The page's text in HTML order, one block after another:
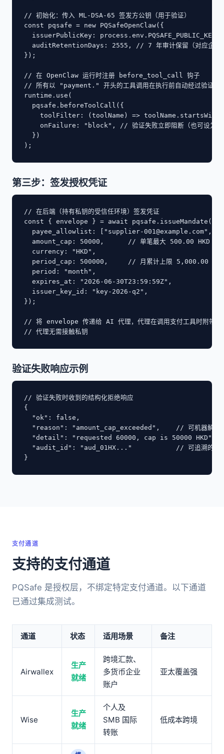
// 初始化：传入 ML-DSA-65 签发方公钥（用于验证）
const pqsafe = new PQSafeOpenClaw({
issuerPublicKey: process.env.PQSAFE_PUBLIC_KEY!,
auditRetentionDays: 2555, // 7 年审计保留（对应企业
});
// 在 OpenClaw 运行时注册 before_tool_call 钩子
// 所有以 "payment." 开头的工具调用在执行前自动经过验证
runtime.use(
  pqsafe.beforeToolCall({
toolFilter: (toolName) =>
onFailure: "block", // 验证失败立即阻断（也可设为
  })
);
第三步：签发授权凭证
// 在后端（持有私钥的受信任环境）签发凭证
const { envelope } = await pqsafe.issueMandate({
  payee_allowlist: ["
supplier-001@example.com",
amount_cap: 50000,      // 单笔最大 500.00 HKD（以
  currency: "HKD",
  period_cap: 500000,     // 月累计上限 5,000.00 HKD
  period: "month",
  expires_at: "2026-06-30T23:59:59Z",
  issuer_key_id: "key-2026-q2",
});
// 将 envelope 传递给 AI 代理，代理在调用支付工具时附带此
// 代理无需接触私钥
验证失败响应示例
// 验证失败时收到的结构化拒绝响应
{
  "ok": false,
"reason": "amount_cap_exceeded",    // 可机器解析
  "detail": "requested 60000, cap is 50000 HKD",
"audit_id": "aud_01HX..."           // 可追溯的审
}
支付通道
支持的支付通道
PQSafe 是授权层，不绑定特定支付通道。以下通道
已通过集成测试。
通道 状态 适用场景 备注
Airwallex
生产
就绪
跨境汇款、
多货币企业
账户
亚太覆盖强
Wise
生产
就绪
个人及
SMB 国际
转账
低成本跨境